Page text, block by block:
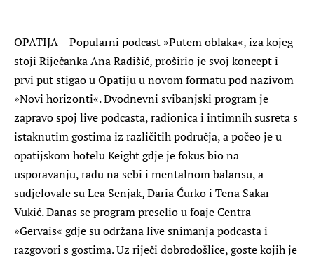
OPATIJA – Popularni podcast »Putem oblaka«, iza kojeg
stoji Riječanka Ana Radišić, proširio je svoj koncept i
prvi put stigao u Opatiju u novom formatu pod nazivom
»Novi horizonti«. Dvodnevni svibanjski program je
zapravo spoj live podcasta, radionica i intimnih susreta s
istaknutim gostima iz različitih područja, a počeo je u
opatijskom hotelu Keight gdje je fokus bio na
usporavanju, radu na sebi i mentalnom balansu, a
sudjelovale su Lea Senjak, Daria Ćurko i Tena Sakar
Vukić. Danas se program preselio u foaje Centra
»Gervais« gdje su održana live snimanja podcasta i
razgovori s gostima. Uz riječi dobrodošlice, goste kojih je